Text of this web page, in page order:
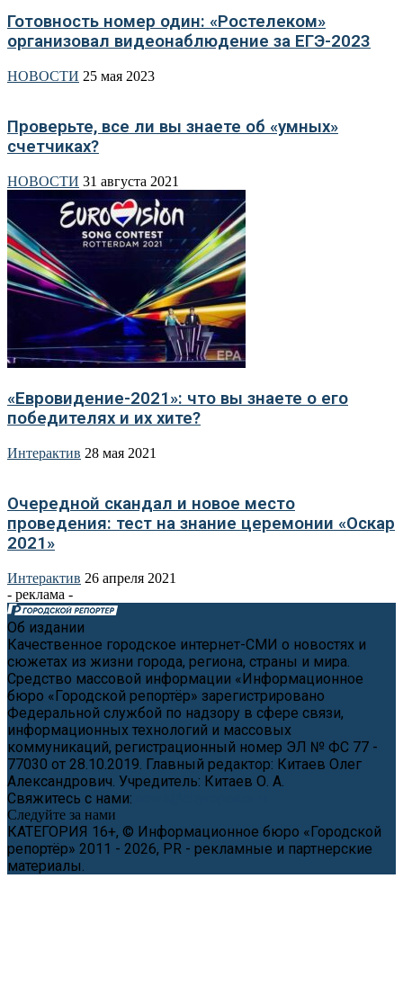
Готовность номер один: «Ростелеком»
организовал видеонаблюдение за ЕГЭ-2023
НОВОСТИ 25 мая 2023
Проверьте, все ли вы знаете об «умных»
счетчиках?
НОВОСТИ 31 августа 2021
«Евровидение-2021»: что вы знаете о его
победителях и их хите?
Интерактив 28 мая 2021
Очередной скандал и новое место
проведения: тест на знание церемонии «Оскар
2021»
Интерактив 26 апреля 2021
- реклама -
Об издании
Качественное городское интернет-СМИ о новостях и
сюжетах из жизни города, региона, страны и мира.
Средство массовой информации «Информационное
бюро «Городской репортёр» зарегистрировано
Федеральной службой по надзору в сфере связи,
информационных технологий и массовых
коммуникаций, регистрационный номер ЭЛ № ФС 77 -
77030 от 28.10.2019. Главный редактор: Китаев Олег
Александрович. Учредитель: Китаев О. А.
Свяжитесь с нами:
Следуйте за нами
КАТЕГОРИЯ 16+, © Информационное бюро «Городской
репортёр» 2011 - 2026, PR - рекламные и партнерские
материалы.